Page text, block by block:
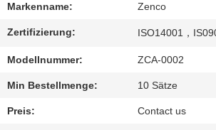
UM
EIN
ANGEBOT
SITEMAP
Markenname: Zenco
Zertifizierung: ISO14001，
Modellnummer: ZCA-0002
Min Bestellmenge: 10 Sätze
Preis: Contact us